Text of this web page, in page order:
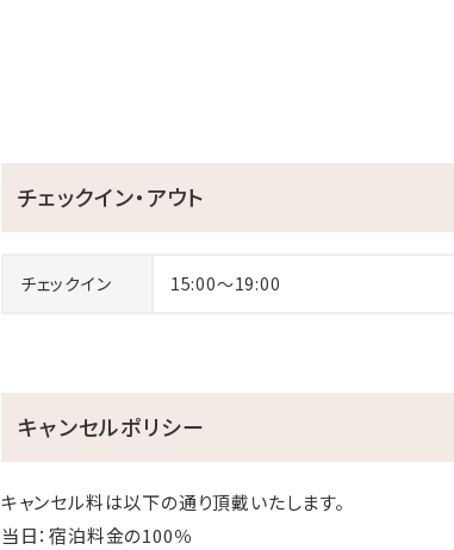
チェックイン・アウト
チェックイン 15:00～19:00
キャンセルポリシー
キャンセル料は以下の通り頂戴いたします。
当日：宿泊料金の100％